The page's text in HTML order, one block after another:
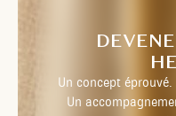
Un concept
Un